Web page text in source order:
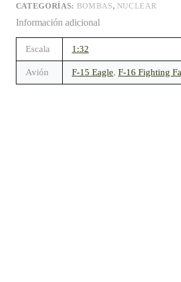
CATEGORÍAS: BOMBAS, NUCLEAR
Información adicional
Escala 1:32
Avión F-15 Eagle, F-16 Fighting